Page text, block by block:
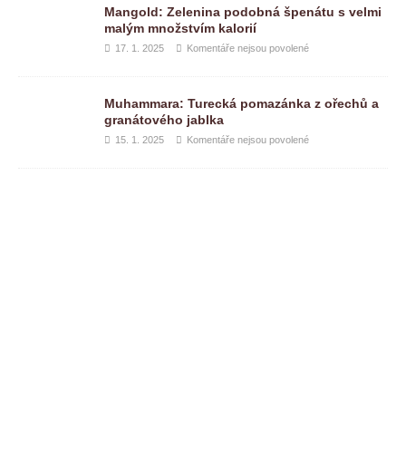
Mangold: Zelenina podobná špenátu s velmi
malým množstvím kalorií
17. 1. 2025 Komentáře nejsou povolené
Muhammara: Turecká pomazánka z ořechů a
granátového jablka
15. 1. 2025 Komentáře nejsou povolené